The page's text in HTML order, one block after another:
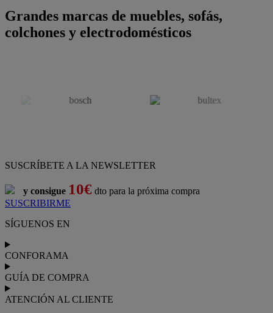
Grandes marcas de muebles, sofás,
colchones y electrodomésticos
SUSCRÍBETE A LA NEWSLETTER
y consigue 10€ dto para la próxima compra
SUSCRIBIRME
SÍGUENOS EN
CONFORAMA
GUÍA DE COMPRA
ATENCIÓN AL CLIENTE